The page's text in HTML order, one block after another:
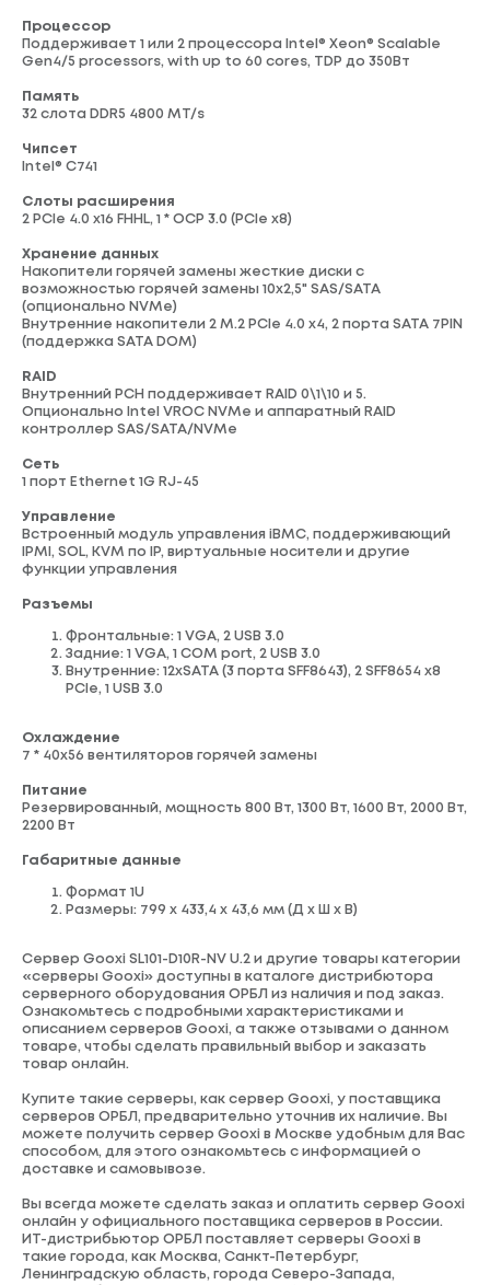
Процессор
Поддерживает 1 или 2 процессора Intel® Xeon® Scalable
Gen4/5 processors, with up to 60 cores, TDP до 350Вт
Память
32 слота DDR5 4800 MT/s
Чипсет
Intel® C741
Слоты расширения
2 PCIe 4.0 x16 FHHL, 1 * OCP 3.0 (PCIe x8)
Хранение данных
Накопители горячей замены жесткие диски с
возможностью горячей замены 10x2,5" SAS/SATA
(опционально NVMe)
Внутренние накопители 2 M.2 PCIe 4.0 x4, 2 порта SATA 7PIN
(поддержка SATA DOM)
RAID
Внутренний PCH поддерживает RAID 0\1\10 и 5.
Опционально Intel VROC NVMe и аппаратный RAID
контроллер SAS/SATA/NVMe
Сеть
1 порт Ethernet 1G RJ-45
Управление
Встроенный модуль управления iBMC, поддерживающий
IPMI, SOL, KVM по IP, виртуальные носители и другие
функции управления
Разъемы
Фронтальные: 1 VGA, 2 USB 3.0
Задние: 1 VGA, 1 COM port, 2 USB 3.0
Внутренние: 12хSATA (3 порта SFF8643), 2 SFF8654 x8
PCIe, 1 USB 3.0
Охлаждение
7 * 40x56 вентиляторов горячей замены
Питание
Резервированный, мощность 800 Вт, 1300 Вт, 1600 Вт, 2000 Вт,
2200 Вт
Габаритные данные
Формат 1U
Размеры: 799 x 433,4 x 43,6 мм (Д x Ш x В)
Сервер Gooxi SL101-D10R-NV U.2 и другие товары категории
«серверы Gooxi» доступны в каталоге дистрибютора
серверного оборудования ОРБЛ из наличия и под заказ.
Ознакомьтесь с подробными характеристиками и
описанием серверов Gooxi, а также отзывами о данном
товаре, чтобы сделать правильный выбор и заказать
товар онлайн.
Купите такие серверы, как сервер Gooxi, у поставщика
серверов ОРБЛ, предварительно уточнив их наличие. Вы
можете получить сервер Gooxi в Москве удобным для Вас
способом, для этого ознакомьтесь с информацией о
доставке и самовывозе.
Вы всегда можете сделать заказ и оплатить сервер Gooxi
онлайн у официального поставщика серверов в России.
ИТ-дистрибьютор ОРБЛ поставляет серверы Gooxi в
такие города, как Москва, Санкт-Петербург,
Ленинградскую область, города Северо-Запада,